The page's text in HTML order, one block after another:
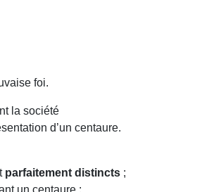
foi.
la société
d’un centaure.
parfaitement distincts ;
un centaure ;